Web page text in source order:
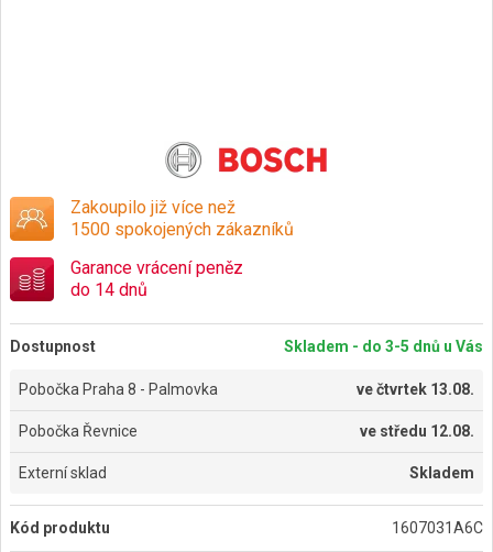
Zakoupilo již více než
1500 spokojených zákazníků
Garance vrácení peněz
do 14 dnů
Dostupnost Skladem - do 3-5 dnů u Vás
Pobočka Praha 8 - Palmovka večtvrtek 13.08.
Pobočka Řevnice ve středu 12.08.
Externí sklad Skladem
Kód produktu 1607031A6C